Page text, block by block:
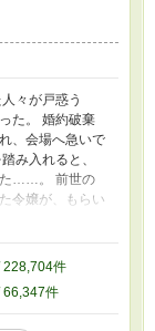
々が戸惑う
た。 婚約破棄
、会場へ急いで
み入れると、
た……。 前世の
令嬢が、もらい
なり、隠居覚悟
結しました。 楽
にも投稿して
228,704件
66,347件